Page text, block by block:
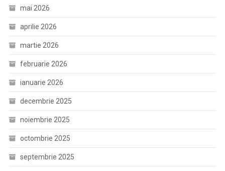
mai 2026
aprilie 2026
martie 2026
februarie 2026
ianuarie 2026
decembrie 2025
noiembrie 2025
octombrie 2025
septembrie 2025